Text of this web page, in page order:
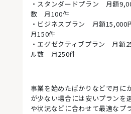
・スタンダードプラン 月額
数 月100件
・ビジネスプラン 月額
月150件
・エグゼクティブプラン 月額
ル数 月250件
事業を始めたばかりなどで月に
が少ない場合には安いプランを
や状況などに合わせて最適なプ